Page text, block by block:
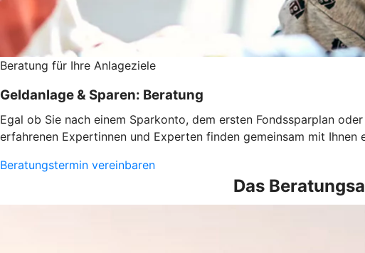
Beratung für Ihre Anlageziele
Geldanlage & Sparen: Beratung
Egal ob Sie nach einem Sparkonto, dem ersten Fondssparplan
erfahrenen Expertinnen und Experten finden gemeinsam mit
Beratungstermin vereinbaren
Das